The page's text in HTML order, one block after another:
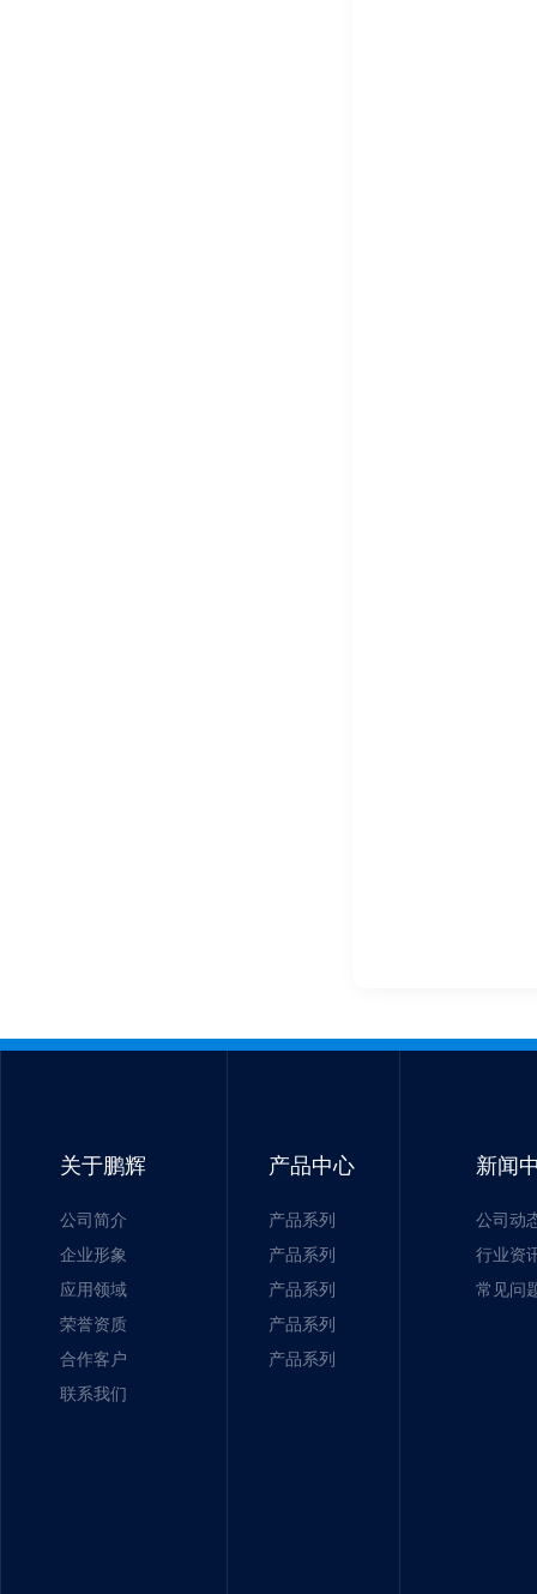
关于鹏辉
公司简介
企业形象
应用领域
荣誉资质
合作客户
联系我们
产品中心
产品系列
产品系列
产品系列
产品系列
产品系列
新闻
公司动
行业资
常见问